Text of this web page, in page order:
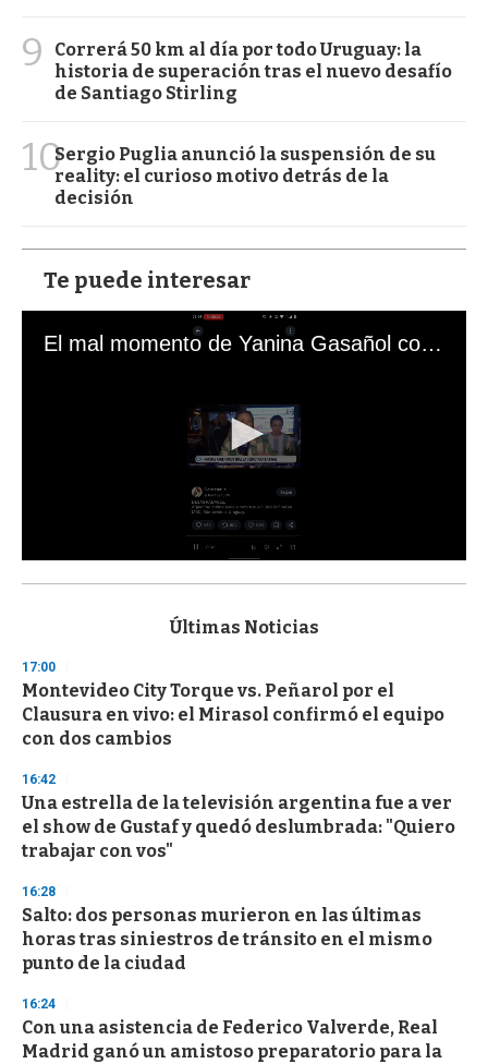
9
Correrá 50 km al día por todo Uruguay: la
historia de superación tras el nuevo desafío
de Santiago Stirling
10Sergio Puglia anunció la suspensión de su
reality: el curioso motivo detrás de la
decisión
Te puede interesar
El mal momento de Yanina Gasañol con un hincha argentino en "Subrayado"
s
d
s
o
f
3
s
e
c
o
n
Últimas Noticias
17:00
Montevideo City Torque vs. Peñarol por el
Clausura en vivo: el Mirasol confirmó el equipo
con dos cambios
16:42
Una estrella de la televisión argentina fue a ver
el show de Gustaf y quedó deslumbrada: "Quiero
trabajar con vos"
16:28
Salto: dos personas murieron en las últimas
horas tras siniestros de tránsito en el mismo
punto de la ciudad
16:24
Con una asistencia de Federico Valverde, Real
Madrid ganó un amistoso preparatorio para la